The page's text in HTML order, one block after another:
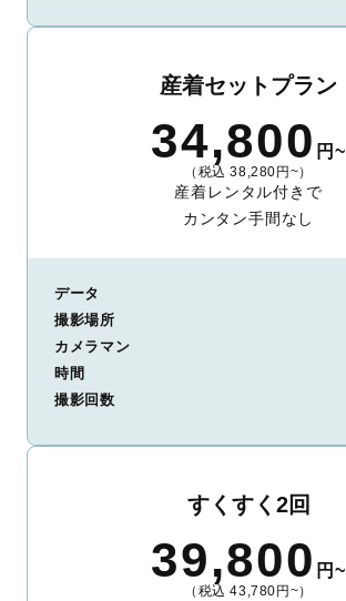
産着セットプラン
34,800 円~
（税込 38,280円~）
産着レンタル付きで
カンタン手間なし
データ
撮影場所
カメラマン
時間
撮影回数
すくすく2回
39,800 円~
（税込 43,780円~）